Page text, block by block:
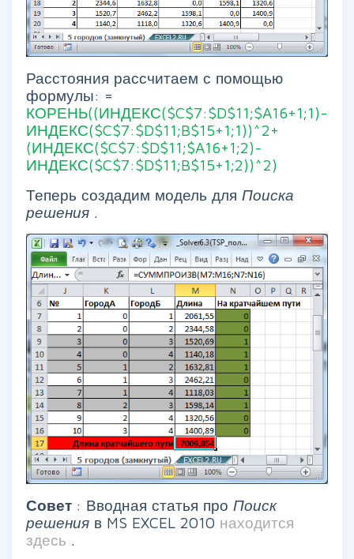
Расстояния рассчитаем с помощью
формулы: =
КОРЕНЬ((ИНДЕКС($C$7:$D$11;$A16+1;1)-
ИНДЕКС($C$7:$D$11;B$15+1;1))^2+
(ИНДЕКС($C$7:$D$11;$A16+1;2)-
ИНДЕКС($C$7:$D$11;B$15+1;2))^2)
Теперь создадим модель для Поиска
решения .
Совет : Вводная статья про Поиск
решения в MS EXCEL 2010 находится
здесь